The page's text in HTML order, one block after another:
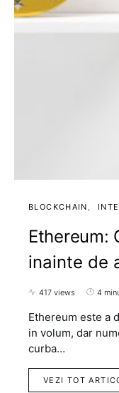
BLOCKCHAIN
Ethereum:
inainte de
417 views 4
Ethereum este a
in volum, dar
curba…
VEZI TOT